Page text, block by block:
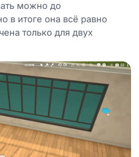
можно до
в итоге она всё равно
только для двух